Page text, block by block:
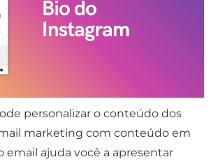
personalizar o conteúdo dos
marketing com conteúdo em
email ajuda você a apresentar